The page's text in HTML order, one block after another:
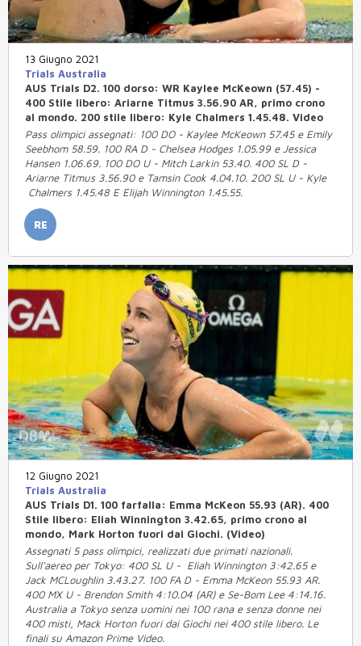
13 Giugno 2021
Trials Australia
AUS Trials D2. 100 dorso: WR Kaylee McKeown (57.45) -
400 Stile libero: Ariarne Titmus 3.56.90 AR, primo crono
al mondo. 200 stile libero: Kyle Chalmers 1.45.48. Video
Pass olimpici assegnati: 100 DO - Kaylee McKeown 57.45 e Emily
Seebhom 58.59. 100 RA D - Chelsea Hodges 1.05.99 e Jessica
Hansen 1.06.69. 100 DO U - Mitch Larkin 53.40. 400 SL D -
Ariarne Titmus 3.56.90 e Tamsin Cook 4.04.10. 200 SL U - Kyle
Chalmers 1.45.48 E Elijah Winnington 1.45.55.
RE
12 Giugno 2021
Trials Australia
AUS Trials D1. 100 farfalla: Emma McKeon 55.93 (AR). 400
Stile libero: Eliah Winnington 3.42.65, primo crono al
mondo, Mark Horton fuori dai Giochi. (Video)
Assegnati 5 pass olimpici, realizzati due primati nazionali.
Sull'aereo per Tokyo: 400 SL U - Eliah Winnington 3:42.65 e
Jack MCLoughlin 3.43.27. 100 FA D - Emma McKeon 55.93 AR.
400 MX U - Brendon Smith 4:10.04 (AR) e Se-Bom Lee 4:14.16.
Australia a Tokyo senza uomini nei 100 rana e senza donne nei
400 misti, Mack Horton fuori dai Giochi nei 400 stile libero. Le
finali su Amazon Prime Video.